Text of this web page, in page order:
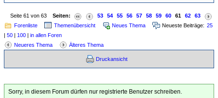
Seite 61 von 63 Seiten: 53 54 55 56 57 58 59 60 61 62
63
Forenliste
Themenübersicht Neues Thema Neueste Beiträge: 25
| 50 | 100 | in allen Foren
Neueres Thema
Älteres Thema
Druckansicht
Sorry, in diesem Forum dürfen nur registrierte Benutzer schreiben.